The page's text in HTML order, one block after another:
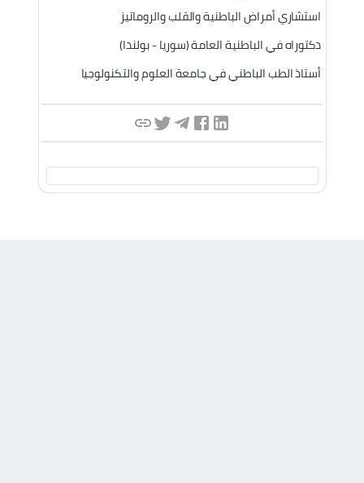
استشاري أمراض الباطنية والقلب والروماتيز
دكتوراه في الباطنية العامة (سوريا - بولندا)
أستاذ الطب الباطني في جامعة العلوم والتكنولوجيا